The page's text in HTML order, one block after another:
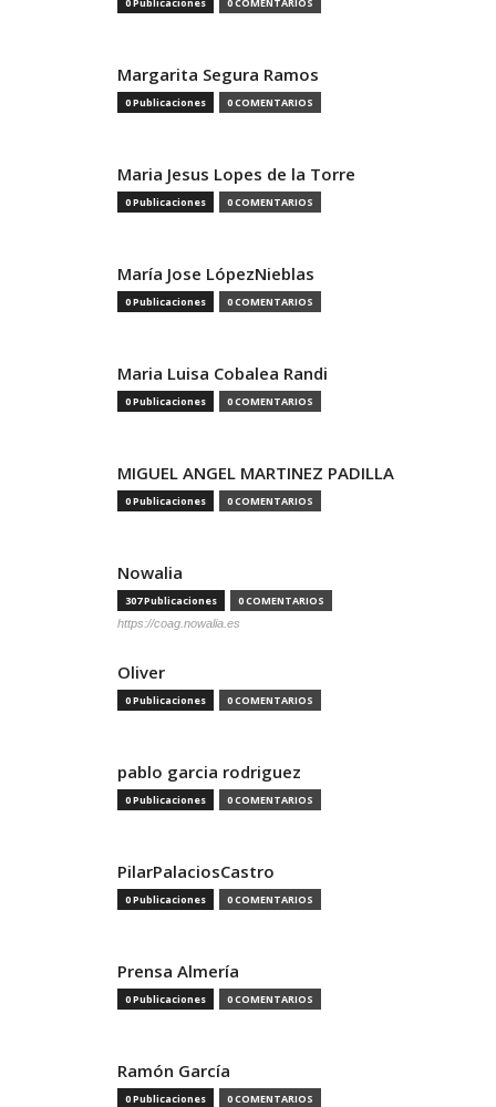
Margarita Segura Ramos
0 Publicaciones 0 COMENTARIOS
Maria Jesus Lopes de la Torre
0 Publicaciones 0 COMENTARIOS
María Jose LópezNieblas
0 Publicaciones 0 COMENTARIOS
Maria Luisa Cobalea Randi
0 Publicaciones 0 COMENTARIOS
MIGUEL ANGEL MARTINEZ PADILLA
0 Publicaciones 0 COMENTARIOS
Nowalia
307 Publicaciones 0 COMENTARIOS
https://coag.nowalia.es
Oliver
0 Publicaciones 0 COMENTARIOS
pablo garcia rodriguez
0 Publicaciones 0 COMENTARIOS
PilarPalaciosCastro
0 Publicaciones 0 COMENTARIOS
Prensa Almería
0 Publicaciones 0 COMENTARIOS
Ramón García
0 Publicaciones 0 COMENTARIOS